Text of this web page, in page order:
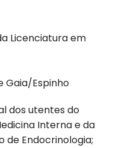
Licenciatura em
Gaia/Espinho
dos utentes do
Interna e da
de Endocrinologia;